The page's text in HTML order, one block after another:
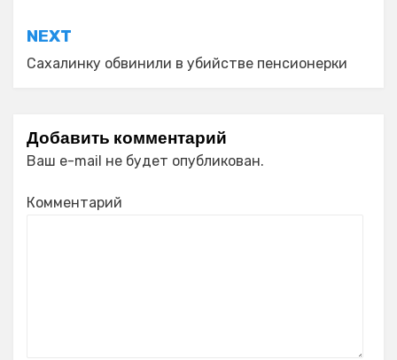
NEXT
Сахалинку обвинили в убийстве пенсионерки
Добавить комментарий
Ваш e-mail не будет опубликован.
Комментарий